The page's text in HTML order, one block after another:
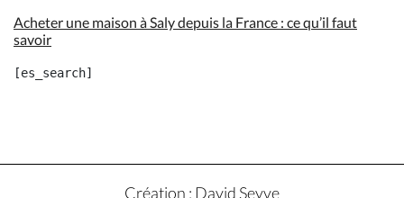
Acheter une maison à Saly depuis la France : ce qu’il faut
savoir
Création : David Seyve